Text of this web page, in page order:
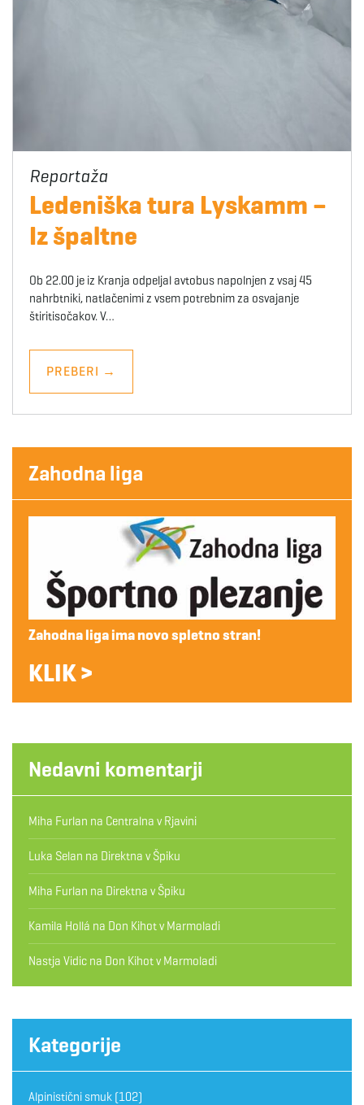
Ledeniška tura Lyskamm –
Iz špaltne
Ob 22.00 je iz Kranja odpeljal avtobus napolnjen z vsaj 45
nahrbtniki, natlačenimi z vsem potrebnim za osvajanje
štiritisočakov. V…
PREBERI →
Zahodna liga
Zahodna liga ima novo spletno stran!
KLIK >
Nedavni komentarji
Miha Furlan na Centralna v Rjavini
Luka Selan na Direktna v Špiku
Miha Furlan na Direktna v Špiku
Kamila Hollá na Don Kihot v Marmoladi
Nastja Vidic na Don Kihot v Marmoladi
Kategorije
Alpinistični smuk (102)